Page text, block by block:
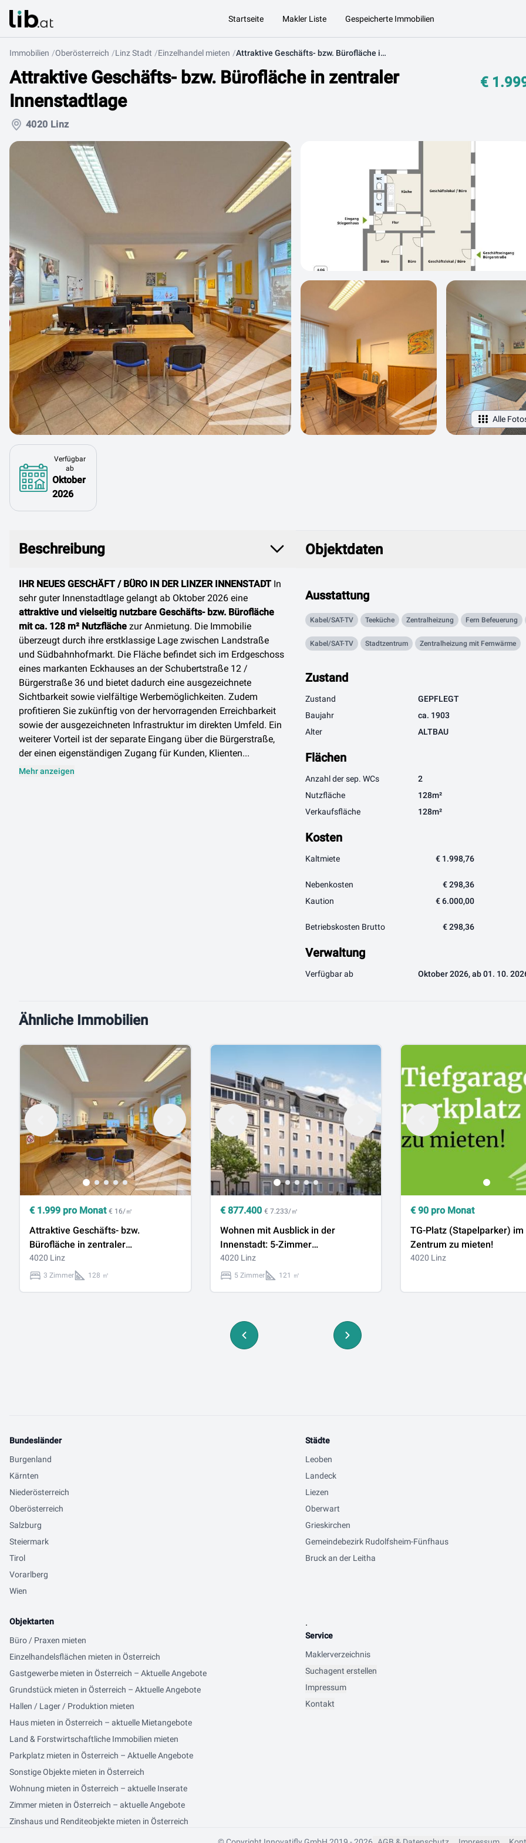
Startseite Makler Liste Gespeicherte Immobilien
Immobilien Oberösterreich Linz Stadt Einzelhandel mieten Attraktive Geschäfts- bzw. Bürofläche in zentraler Innenstadtlage
Attraktive Geschäfts- bzw. Bürofläche in zentraler
Innenstadtlage
€
4020 Linz
Alle
Verfügbar
ab
Oktober
2026
Beschreibung
IHR NEUES GESCHÄFT / BÜRO IN DER LINZER INNENSTADT In
sehr guter Innenstadtlage gelangt ab Oktober 2026 eine
attraktive und vielseitig nutzbare Geschäfts- bzw. Bürofläche
mit ca. 128 m² Nutzfläche zur Anmietung. Die Immobilie
überzeugt durch ihre erstklassige Lage zwischen Landstraße
und Südbahnhofmarkt. Die Fläche befindet sich im Erdgeschoss
eines markanten Eckhauses an der Schubertstraße 12 /
Bürgerstraße 36 und bietet dadurch eine ausgezeichnete
Sichtbarkeit sowie vielfältige Werbemöglichkeiten. Zudem
profitieren Sie zukünftig von der hervorragenden Erreichbarkeit
sowie der ausgezeichneten Infrastruktur im direkten Umfeld. Ein
weiterer Vorteil ist der separate Eingang über die Bürgerstraße,
der einen eigenständigen Zugang für Kunden, Klienten...
Mehr anzeigen
Objektdaten
Ausstattung
Kabel/SAT-TV Teeküche Zentralheizung Fern Befeuerung
Kabel/SAT-TV Stadtzentrum Zentralheizung mit Fernwärme
Zustand
Zustand
GEPFLEGT
Baujahr
ca. 1903
Alter
ALTBAU
Flächen
Anzahl der sep. WCs
2
Nutzfläche
128m²
Verkaufsfläche
128m²
Kosten
Kaltmiete € 1.998,76
Nebenkosten
€ 298,36
Kaution
€ 6.000,00
Betriebskosten Brutto € 298,36
Verwaltung
Verfügbar ab Oktober 2026, ab 01. 10.
Ähnliche Immobilien
€ 1.999 pro Monat € 16/㎡
Attraktive Geschäfts- bzw.
Bürofläche in zentraler
Innenstadtlage
4020 Linz
3 Zimmer 128 ㎡
€ 877.400 € 7.233/㎡
Wohnen mit Ausblick in der
Innenstadt: 5-Zimmer
Dachgeschoßausbau, Linz, Nähe
Landstraße - provisionsfrei!
4020 Linz
5 Zimmer 121 ㎡
€90 pro Monat
TG-Platz (Stapelparker) im
Zentrum zu mieten!
4020 Linz
Bundesländer
Burgenland
Kärnten
Niederösterreich
Oberösterreich
Salzburg
Steiermark
Tirol
Vorarlberg
Wien
Städte
Leoben
Landeck
Liezen
Oberwart
Grieskirchen
Gemeindebezirk Rudolfsheim-Fünfhaus
Bruck an der Leitha
Objektarten
Büro / Praxen mieten
Einzelhandelsflächen mieten in Österreich
Gastgewerbe mieten in Österreich – Aktuelle Angebote
Grundstück mieten in Österreich – Aktuelle Angebote
Hallen / Lager / Produktion mieten
Haus mieten in Österreich – aktuelle Mietangebote
Land & Forstwirtschaftliche Immobilien mieten
Parkplatz mieten in Österreich – Aktuelle Angebote
Sonstige Objekte mieten in Österreich
Wohnung mieten in Österreich – aktuelle Inserate
Zimmer mieten in Österreich – aktuelle Angebote
Zinshaus und Renditeobjekte mieten in Österreich
.
Service
Maklerverzeichnis
Suchagent erstellen
Impressum
Kontakt